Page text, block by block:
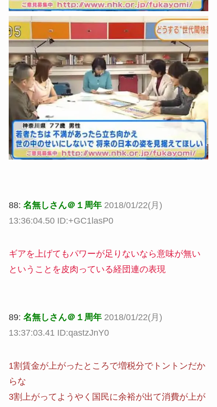
88: 名無しさん＠１周年 2018/01/22(月)
13:36:04.50 ID:+GC1lasP0
ギアを上げてもパワーが足りないなら意味が無い
ということを皮肉っている経団連の表現
89: 名無しさん＠１周年 2018/01/22(月)
13:37:03.41 ID:qastzJnY0
1割賃金が上がったところで増税分でトントンだか
らな
3割上がってようやく国民に余裕が出て消費が上が